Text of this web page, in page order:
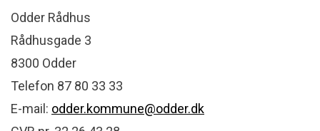
Odder Rådhus
Rådhusgade 3
8300 Odder
Telefon 87 80 33 33
E-mail: odder.kommune@odder.dk